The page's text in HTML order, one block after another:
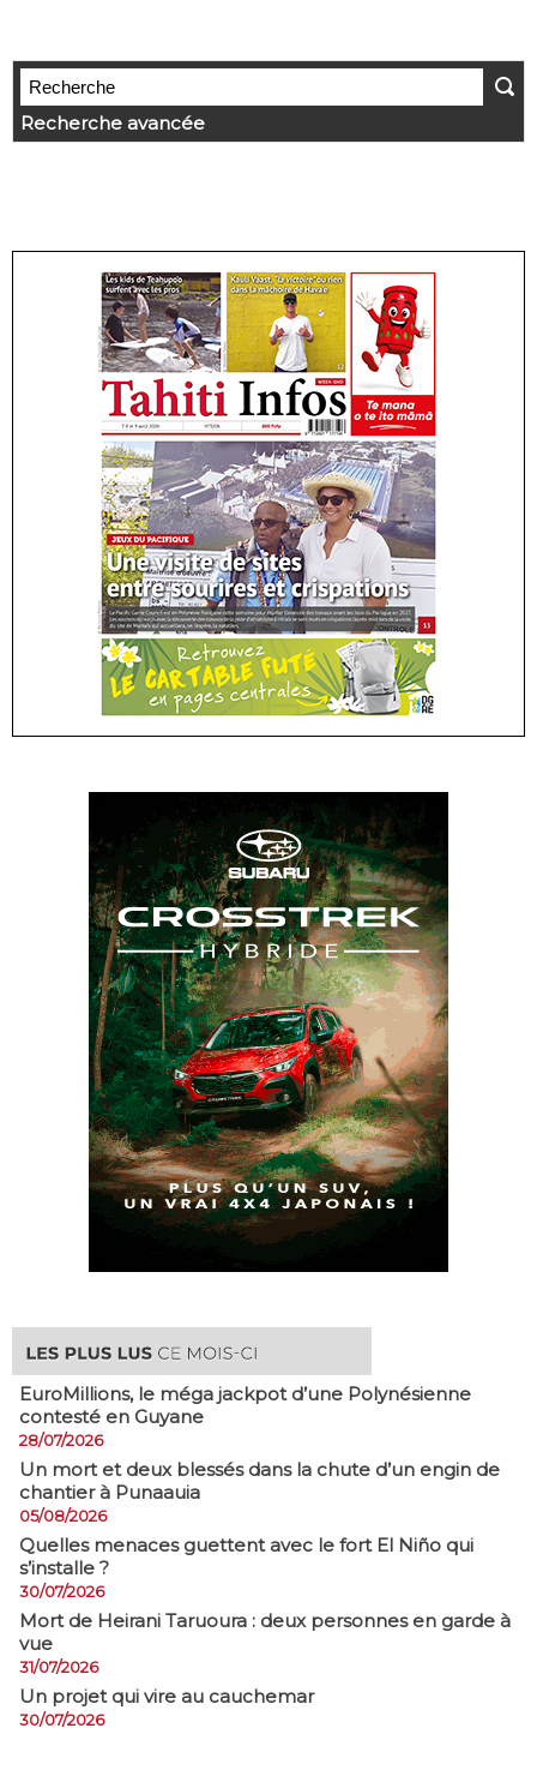
Recherche avancée
EuroMillions, ​le méga jackpot d’une Polynésienne
contesté en Guyane
28/07/2026
​Un mort et deux blessés dans la chute d’un engin de
chantier à Punaauia
05/08/2026
Quelles menaces guettent avec le fort El Niño qui
s’installe ?
30/07/2026
Mort de Heirani Taruoura : deux personnes en garde à
vue
31/07/2026
Un projet qui vire au cauchemar
30/07/2026